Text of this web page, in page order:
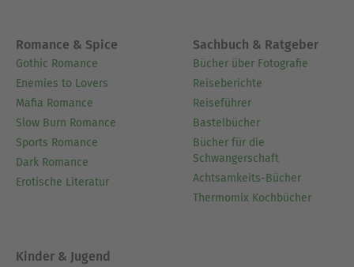
Romance & Spice
Gothic Romance
Enemies to Lovers
Mafia Romance
Slow Burn Romance
Sports Romance
Dark Romance
Erotische Literatur
Sachbuch & Ratgeber
Bücher über Fotografie
Reiseberichte
Reiseführer
Bastelbücher
Bücher für die
Schwangerschaft
Achtsamkeits-Bücher
Thermomix Kochbücher
Kinder & Jugend